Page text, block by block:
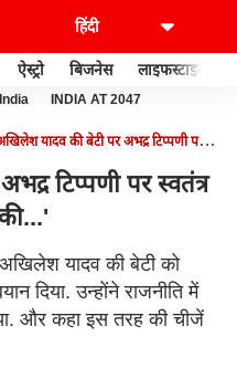
ऐस्ट्रो बिजनेस लाइफस्टाइल
INDIA AT 2047
यादव की बेटी पर अभद्र टिप्पणी पर
टिप्पणी पर स्वतंत्र
यादव की बेटी को
दिया. उन्होंने राजनीति में
और कहा इस तरह की चीजें